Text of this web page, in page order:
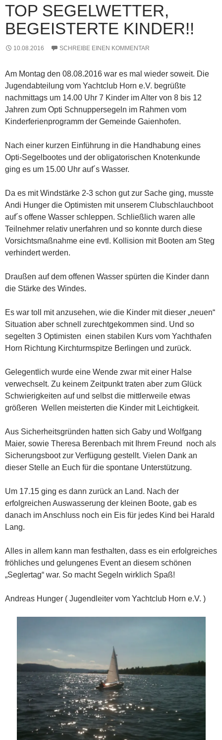
TOP SEGELWETTER,
BEGEISTERTE KINDER!!
10.08.2016 SCHREIBE EINEN KOMMENTAR
Am Montag den 08.08.2016 war es mal wieder soweit. Die
Jugendabteilung vom Yachtclub Horn e.V. begrüßte
nachmittags um 14.00 Uhr 7 Kinder im Alter von 8 bis 12
Jahren zum Opti Schnuppersegeln im Rahmen vom
Kinderferienprogramm der Gemeinde Gaienhofen.
Nach einer kurzen Einführung in die Handhabung eines
Opti-Segelbootes und der obligatorischen Knotenkunde
ging es um 15.00 Uhr auf´s Wasser.
Da es mit Windstärke 2-3 schon gut zur Sache ging, musste
Andi Hunger die Optimisten mit unserem Clubschlauchboot
auf´s offene Wasser schleppen. Schließlich waren alle
Teilnehmer relativ unerfahren und so konnte durch diese
Vorsichtsmaßnahme eine evtl. Kollision mit Booten am Steg
verhindert werden.
Draußen auf dem offenen Wasser spürten die Kinder dann
die Stärke des Windes.
Es war toll mit anzusehen, wie die Kinder mit dieser „neuen“
Situation aber schnell zurechtgekommen sind. Und so
segelten 3 Optimisten einen stabilen Kurs vom Yachthafen
Horn Richtung Kirchturmspitze Berlingen und zurück.
Gelegentlich wurde eine Wende zwar mit einer Halse
verwechselt. Zu keinem Zeitpunkt traten aber zum Glück
Schwierigkeiten auf und selbst die mittlerweile etwas
größeren Wellen meisterten die Kinder mit Leichtigkeit.
Aus Sicherheitsgründen hatten sich Gaby und Wolfgang
Maier, sowie Theresa Berenbach mit Ihrem Freund noch als
Sicherungsboot zur Verfügung gestellt. Vielen Dank an
dieser Stelle an Euch für die spontane Unterstützung.
Um 17.15 ging es dann zurück an Land. Nach der
erfolgreichen Auswasserung der kleinen Boote, gab es
danach im Anschluss noch ein Eis für jedes Kind bei Harald
Lang.
Alles in allem kann man festhalten, dass es ein erfolgreiches
fröhliches und gelungenes Event an diesem schönen
„Seglertag“ war. So macht Segeln wirklich Spaß!
Andreas Hunger ( Jugendleiter vom Yachtclub Horn e.V. )